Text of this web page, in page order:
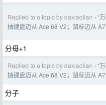
Replied to a topic by daxiaolian › “
抽键盘迈从 Ace 68 V2；鼠标迈从
分母+1
Replied to a topic by daxiaolian › “
抽键盘迈从 Ace 68 V2；鼠标迈从
分子